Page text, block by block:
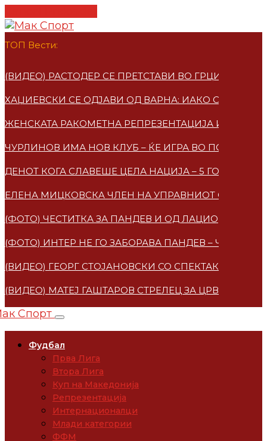
ТОП Вести:
(ВИДЕО) РАСТОДЕР СЕ ПРЕТСТАВИ ВО ГРЦИЈА –
ХАЏИЕВСКИ СЕ ОДЈАВИ ОД ВАРНА: ИАКО СУМ
ЖЕНСКАТА РАКОМЕТНА РЕПРЕЗЕНТАЦИЈА ИМАА
ЧУРЛИНОВ ИМА НОВ КЛУБ – ЌЕ ИГРА ВО ПОЛСКА
ДЕНОТ КОГА СЛАВЕШЕ ЦЕЛА НАЦИЈА – 5 ГОДИНИ
ЕЛЕНА МИЦКОВСКA ЧЛЕН НА УПРАВНИОТ ОДБОР
(ФОТО) ЧЕСТИТКА ЗА ПАНДЕВ И ОД ЛАЦИО
(ФОТО) ИНТЕР НЕ ГО ЗАБОРАВА ПАНДЕВ –
(ВИДЕО) ГЕОРГ СТОЈАНОВСКИ СО СПЕКТАКУЛАРЕН
(ВИДЕО) МАТЕЈ ГАШТАРОВ СТРЕЛЕЦ ЗА ЦРВЕНА
Фудбал
Прва Лига
Втора Лига
Куп на Македонија
Репрезентација
Интернационалци
Млади категории
ФФМ